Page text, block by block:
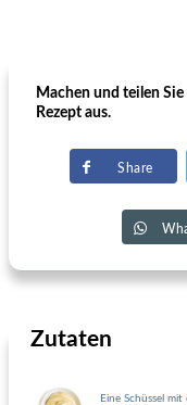
Machen und teilen
Rezept aus.
Share
Zutaten
Eine Schüssel